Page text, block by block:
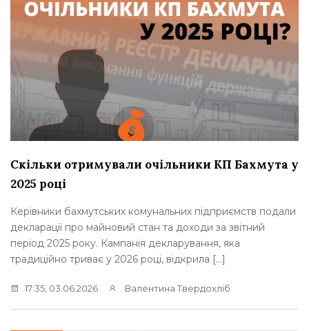
Скільки отримували очільники КП Бахмута у
2025 році
Керівники бахмутських комунальних підприємств подали
декларації про майновий стан та доходи за звітний
період 2025 року. Кампанія декларування, яка
традиційно триває у 2026 році, відкрила […]
17:35, 03.06.2026 Валентина Твердохліб